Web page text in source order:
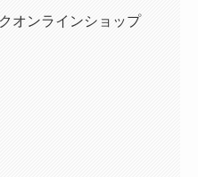
オンラインショップ